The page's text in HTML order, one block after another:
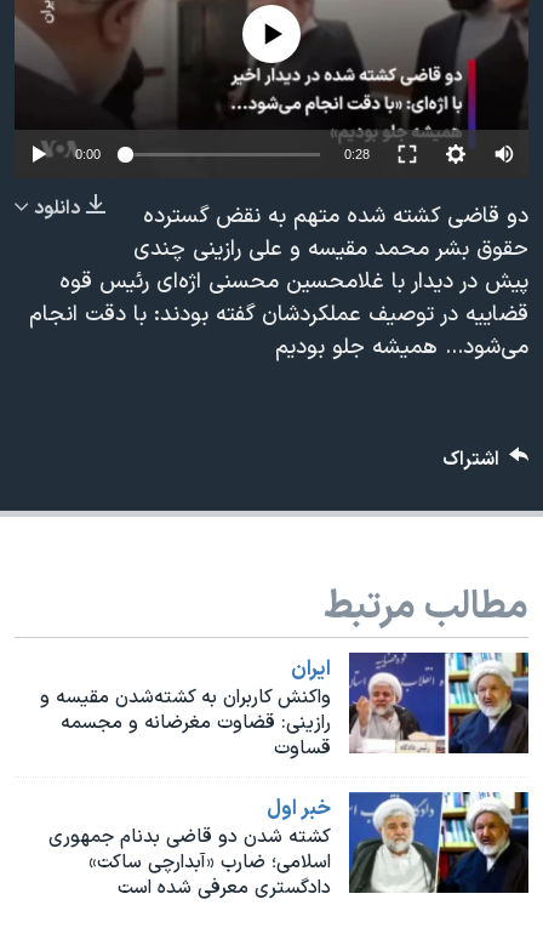
فرهنگ و زندگی
حقوق شهروندی
اقتصادی
علم و فناوری
گالری عکس
آرشیو پخش زنده
مستندها
انتخابات ریاست جمهوری آمریکا ۲۰۲۴
حمله جمهوری اسلامی به اسرائیل
رمز مهسا
اعتراضات زن، زندگی، آزادی
مجموعه مستندهای دادخواهی
تریبونال مردمی آبان ۹۸
قانون شفافیت دارائی کادر رهبری ایران
نرگس محمدی برنده جایزه نوبل صلح
همایش محافظه‌کاران آمریکا «سی‌پک»
صفحه‌های ویژه
سفر پرزیدنت ترامپ به چین
دنبال کنید
Auto
240p
360p
480p
720p
No media source currently available
0:00 0:28
480p
720p
دانلود
دو قاضی کشته شده متهم به نقض گسترده
حقوق بشر محمد مقیسه و علی رازینی چندی
پیش در دیدار با غلامحسین محسنی اژه‌ای رئیس قوه
قضاییه در توصیف عملکردشان گفته بودند: با دقت انجام
می‌شود... همیشه جلو بودیم
اشتراک
مطالب مرتبط
ايران
واکنش کاربران به کشته‌شدن مقیسه و
رازینی: قضاوت مغرضانه و مجسمه
قساوت
خبر اول
کشته شدن دو قاضی بدنام جمهوری
اسلامی؛ ضارب «آبدارچی ساکت»
دادگستری معرفی شده است